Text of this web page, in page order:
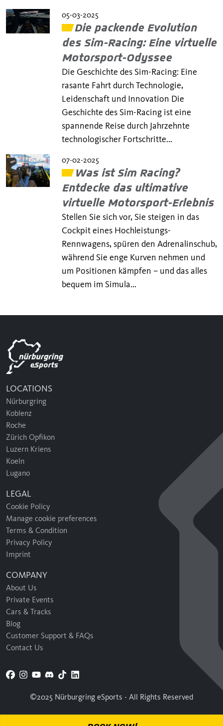
05-03-2025
Die packende Evolution
des Sim-Racing: Eine virtuelle
Motorsport-Odyssee
Die Geschichte des Sim-Racing: Eine
rasante Fahrt durch Technologie,
Leidenschaft und Innovation Die
Geschichte des Sim-Racing ist eine
spannende Reise durch Jahrzehnte
technologischer Fortschritte...
07-02-2025
Was ist Sim Racing?
Entdecke das ultimative
virtuelle Motorsport-Erlebnis
Stellen Sie sich vor, Sie steigen in das
Cockpit eines Hochleistungs-
Rennwagens, spüren den Adrenalinschub,
während Sie enge Kurven nehmen und
um Positionen kämpfen – und das alles
bequem im Simula...
LOCATIONS
Nürburgring
Koblenz
Roche
Zürich Opfikon
Luzern Kriens
Koeln
Lugano
LEGAL
Cookie Policy
Manage cookie preferences
Terms & Condition
Privacy Policy
Imprint
COMPANY
About Us
Private Events
Cars & Tracks
Blog
Customer Support & FAQs
Contact Us
©2025 Nürburgring eSports - All Rights Reserved